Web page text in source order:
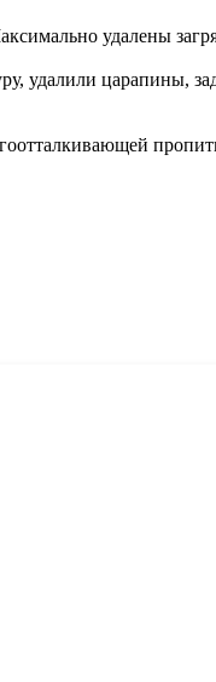
удалены
удалили царапины,